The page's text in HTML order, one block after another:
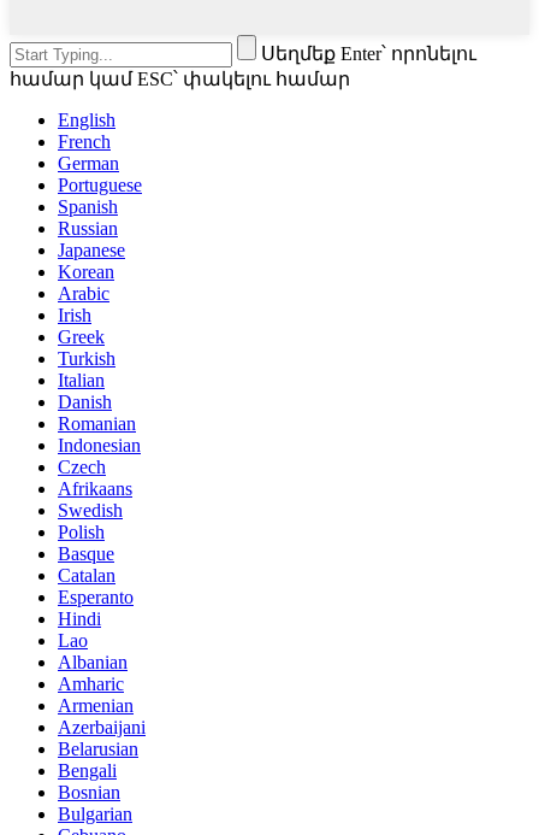
Սեղմեք Enter՝ որոնելու
համար կամ ESC՝ փակելու համար
English
French
German
Portuguese
Spanish
Russian
Japanese
Korean
Arabic
Irish
Greek
Turkish
Italian
Danish
Romanian
Indonesian
Czech
Afrikaans
Swedish
Polish
Basque
Catalan
Esperanto
Hindi
Lao
Albanian
Amharic
Armenian
Azerbaijani
Belarusian
Bengali
Bosnian
Bulgarian